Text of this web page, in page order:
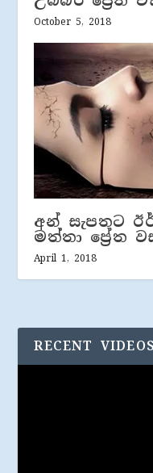
October 5, 2018
අන් සැපතට
මත්තා ප්‍රේත
April 1, 2018
RECENT VIDEOS